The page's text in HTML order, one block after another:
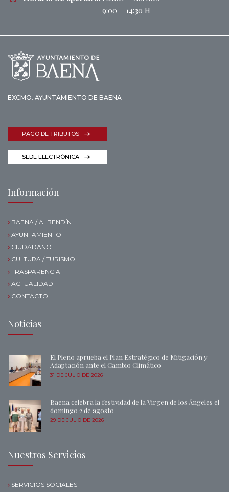
9:00 – 14:30 H
EXCMO. AYUNTAMIENTO DE BAENA
PAGO DE TRIBUTOS
SEDE ELECTRÓNICA
Información
BAENA / ALBENDÍN
AYUNTAMIENTO
CIUDADANO
CULTURA / TURISMO
TRASPARENCIA
ACTUALIDAD
CONTACTO
Noticias
El Pleno aprueba el Plan Estratégico de Mitigación y
Adaptación ante el Cambio Climático
31 DE JULIO DE 2026
Baena celebra la festividad de la Virgen de los Ángeles el
domingo 2 de agosto
29 DE JULIO DE 2026
Nuestros Servicios
SERVICIOS SOCIALES